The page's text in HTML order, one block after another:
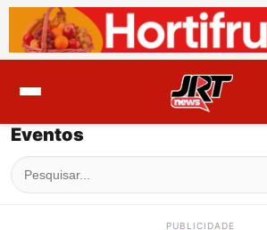
Eventos
PUBLICIDADE